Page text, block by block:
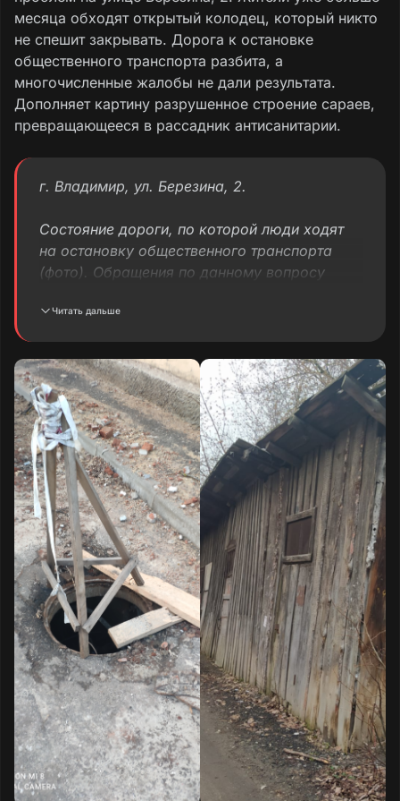
месяца обходят открытый колодец, который никто
не спешит закрывать. Дорога к остановке
общественного транспорта разбита, а
многочисленные жалобы не дали результата.
Дополняет картину разрушенное строение сараев,
превращающееся в рассадник антисанитарии.
г. Владимир, ул. Березина, 2.
Состояние дороги, по которой люди ходят
на остановку общественного транспорта
(фото). Обращения по данному вопросу
результата нет. Также беспокоит
антисанитарное состояние.
Открытый колодец более месяца (фото).
Текст обращения
Читать дальше